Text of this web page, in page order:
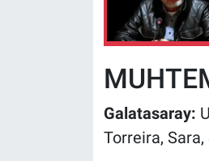
Galatasaray:
Torreira, Sara,